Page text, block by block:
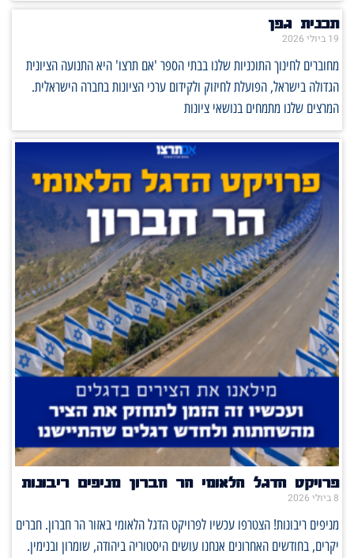
תכנית גפן
19 ביולי 2026
מחוברים לחינוך התוכניות שלנו בבתי הספר 'אם תרצו' היא התנועה הציונית
הגדולה בישראל, הפועלת לחיזוק ולקידום ערכי הציונות בחברה הישראלית.
המרצים שלנו מתמחים בנושאי ציונות
פרויקט הדגל הלאומי הר חברון מניפים ריבונות
8 ביולי 2026
מניפים ריבונות! הצטרפו עכשיו לפרויקט הדגל הלאומי באזור הר חברון. חברים
יקרים, בחודשים האחרונים אנחנו עושים היסטוריה ביהודה, שומרון ובנימין.